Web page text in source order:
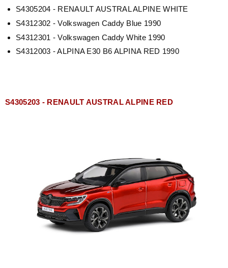
S4305204 - RENAULT AUSTRAL ALPINE WHITE
S4312302 - Volkswagen Caddy Blue 1990
S4312301 - Volkswagen Caddy White 1990
S4312003 - ALPINA E30 B6 ALPINA RED 1990
S4305203 - RENAULT AUSTRAL ALPINE RED